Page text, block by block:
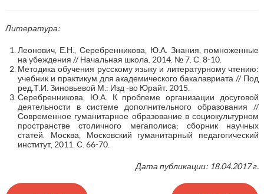
Литература:
Леонович, Е.Н., Серебренникова, Ю.А. Знания, помноженные
на убеждения // Начальная школа. 2014. № 7. С. 8-10.
Методика обучения русскому языку и литературному чтению:
учебник и практикум для академического бакалавриата // Под
ред.Т.И. Зиновьевой М.: Изд -во Юрайт. 2015.
Серебренникова, Ю.А. К проблеме организации досуговой
деятельности в системе дополнительного образования //
Современное гуманитарное образование в социокультурном
пространстве столичного мегаполиса; сборник научных
статей. Москва, Московский гуманитарный педагогический
институт, 2011. С. 66-70.
Дата публикации: 18.04.2017 г.